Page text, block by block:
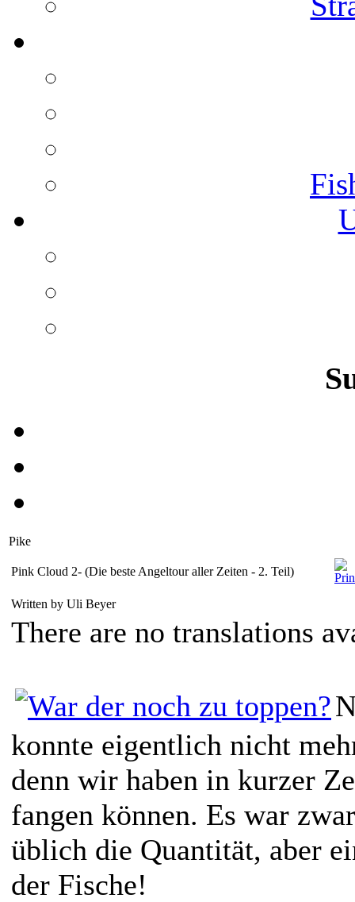
Pike
Pink Cloud 2- (Die beste Angeltour aller Zeiten - 2. Teil)
Written by Uli Beyer
There are no translations
konnte eigentlich nicht
denn wir haben in kurzer
fangen können. Es war
üblich die Quantität, aber
der Fische!